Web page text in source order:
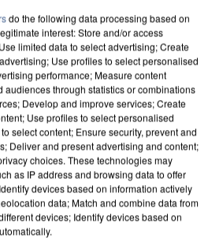
do the following data processing based on
interest: Store and/or access
limited data to select advertising; Create
Use profiles to select personalised
performance; Measure content
audiences through statistics or combinations
Develop and improve services; Create
Use profiles to select personalised
select content; Ensure security, prevent and
Deliver and present advertising and content;
choices. These technologies may
as IP address and browsing data to offer
devices based on information actively
data; Match and combine data from
devices; Identify devices based on